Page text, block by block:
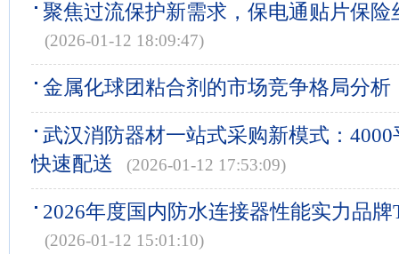
聚焦过流保护新需求，保电通贴片保险
(2026-01-12 18:09:47)
金属化球团粘合剂的市场竞争格局分析
武汉消防器材一站式采购新模式：
快速配送
(2026-01-12 17:53:09)
2026年度国内防水连接器性能实力品牌
(2026-01-12 15:01:10)